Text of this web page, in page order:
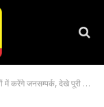
जनसम्पर्क, देखे पूरी सूची…